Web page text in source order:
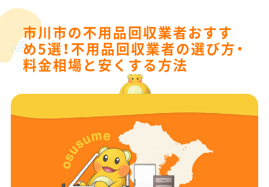
市川市の不用品回収業者おすす
め5選！不用品回収業者の選び方・
料金相場と安くする方法